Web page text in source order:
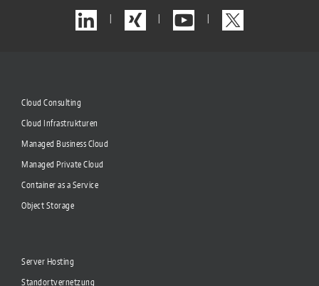
Cloud Consulting
Cloud Infrastrukturen
Managed Business Cloud
Managed Private Cloud
Container as a Service
Object Storage
Server Hosting
Standortvernetzung